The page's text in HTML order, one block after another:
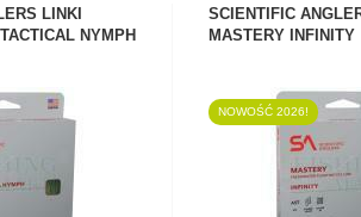
LINKI
NYMPH
SCIENTIFIC
MASTERY INFINITY
NOWOŚĆ 2026!
ZOBACZ
WSZYSTKIE WĘDKI